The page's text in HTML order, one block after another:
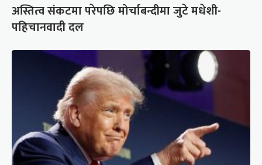
अस्तित्व संकटमा परेपछि मोर्चाबन्दीमा जुटे मधेशी-
पहिचानवादी दल